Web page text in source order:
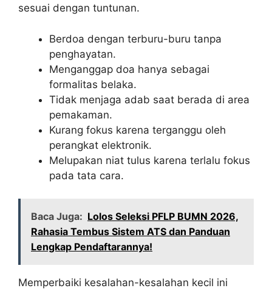
sesuai dengan tuntunan.
Berdoa dengan terburu-buru tanpa
penghayatan.
Menganggap doa hanya sebagai
formalitas belaka.
Tidak menjaga adab saat berada di area
pemakaman.
Kurang fokus karena terganggu oleh
perangkat elektronik.
Melupakan niat tulus karena terlalu fokus
pada tata cara.
Baca Juga: Lolos Seleksi PFLP BUMN 2026,
Rahasia Tembus Sistem ATS dan Panduan
Lengkap Pendaftarannya!
Memperbaiki kesalahan-kesalahan kecil ini